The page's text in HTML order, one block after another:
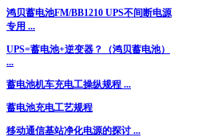
鸿贝蓄电池FM/BB1210 UPS不间断电源
专用 ...
UPS=蓄电池+逆变器？（鸿贝蓄电池）
...
蓄电池机车充电工操纵规程 ...
蓄电池充电工艺规程
移动通信基站净化电源的探讨 ...